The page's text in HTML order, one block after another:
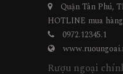
Quận Tân Phú,
HOTLINE mua hàng
0972.12345.1
Rượu ngoại